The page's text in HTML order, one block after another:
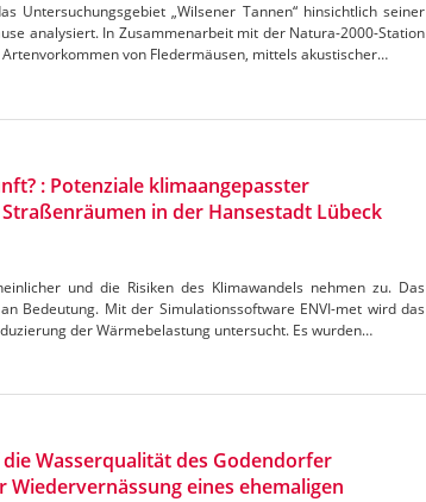
Untersuchungsgebiet „Wilsener Tannen“ hinsichtlich seiner
analysiert. In Zusammenarbeit mit der Natura-2000-Station
von Fledermäusen, mittels akustischer…
: Potenziale klimaangepasster
in der Hansestadt Lübeck
und die Risiken des Klimawandels nehmen zu. Das
Bedeutung. Mit der Simulationssoftware ENVI-met wird das
der Wärmebelastung untersucht. Es wurden…
Wasserqualität des Godendorfer
eines ehemaligen